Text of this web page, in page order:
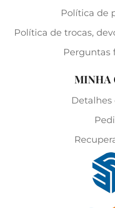
Política de
Política de trocas,
Perguntas
MINHA
Detalhes